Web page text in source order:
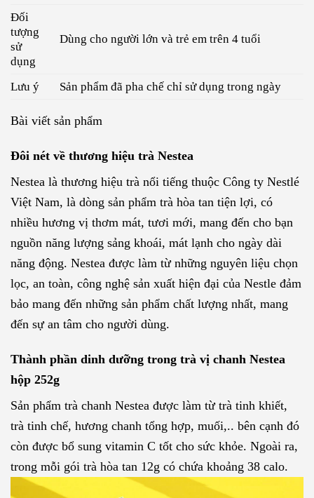
Đối
tượng
sử
dụng
Dùng cho người lớn và trẻ em trên 4 tuổi
Lưu ý Sản phẩm đã pha chế chỉ sử dụng trong ngày
Bài viết sản phẩm
Đôi nét về thương hiệu trà Nestea
Nestea là thương hiệu trà nổi tiếng thuộc Công ty Nestlé
Việt Nam, là dòng sản phẩm trà hòa tan tiện lợi, có
nhiều hương vị thơm mát, tươi mới, mang đến cho bạn
nguồn năng lượng sảng khoái, mát lạnh cho ngày dài
năng động. Nestea được làm từ những nguyên liệu chọn
lọc, an toàn, công nghệ sản xuất hiện đại của Nestle đảm
bảo mang đến những sản phẩm chất lượng nhất, mang
đến sự an tâm cho người dùng.
Thành phần dinh dưỡng trong trà vị chanh Nestea
hộp 252g
Sản phẩm trà chanh Nestea được làm từ trà tinh khiết,
trà tinh chế, hương chanh tổng hợp, muối,.. bên cạnh đó
còn được bổ sung vitamin C tốt cho sức khỏe. Ngoài ra,
trong mỗi gói trà hòa tan 12g có chứa khoảng 38 calo.